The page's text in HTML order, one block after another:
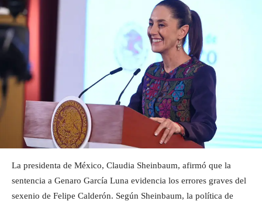
La presidenta de México, Claudia Sheinbaum, afirmó que la
sentencia a Genaro García Luna evidencia los errores graves del
sexenio de Felipe Calderón. Según Sheinbaum, la política de